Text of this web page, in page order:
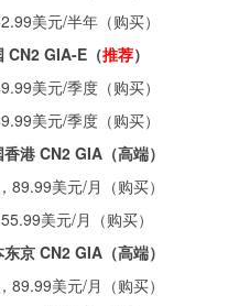
美元/半年（购买）
CN2 GIA-E（推荐）
美元/季度（购买）
美元/季度（购买）
港 CN2 GIA（高端）
89.99美元/月（购买）
美元/月（购买）
京 CN2 GIA（高端）
89.99美元/月（购买）